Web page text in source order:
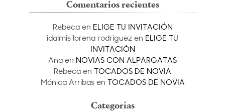
Comentarios recientes
Rebecaen ELIGE TU INVITACIÓN
idalmis lorena rodriguez en ELIGE TU
INVITACIÓN
Ana en NOVIAS CON ALPARGATAS
Rebeca en TOCADOS DE NOVIA
Mónica Arribasen TOCADOS DE NOVIA
Categorías